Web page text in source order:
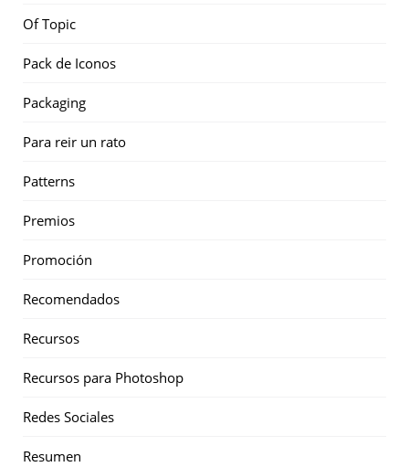
Of Topic
Pack de Iconos
Packaging
Para reir un rato
Patterns
Premios
Promoción
Recomendados
Recursos
Recursos para Photoshop
Redes Sociales
Resumen